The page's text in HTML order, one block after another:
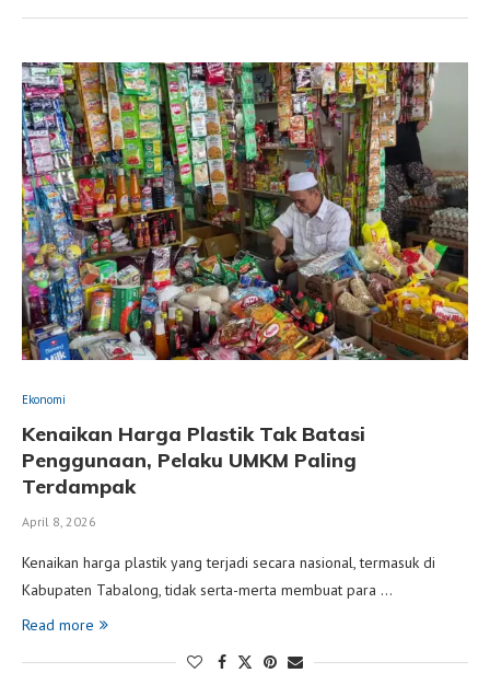
Ekonomi
Kenaikan Harga Plastik Tak Batasi
Penggunaan, Pelaku UMKM Paling
Terdampak
April 8, 2026
Kenaikan harga plastik yang terjadi secara nasional, termasuk di
Kabupaten Tabalong, tidak serta-merta membuat para …
Read more